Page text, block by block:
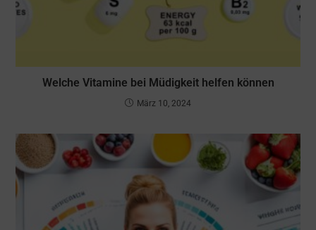
Welche Vitamine bei Müdigkeit helfen können
März 10, 2024